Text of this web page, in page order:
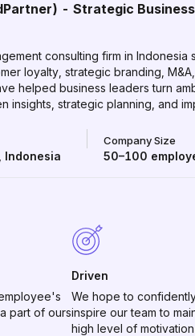
- Strategic Business
consulting firm in Indonesia
loyalty, strategic branding,
helped business leaders turn
strategic planning, and
Indonesia
Company Size
50–100
part of ours
Driven
We hope to
inspire our team to
high level of